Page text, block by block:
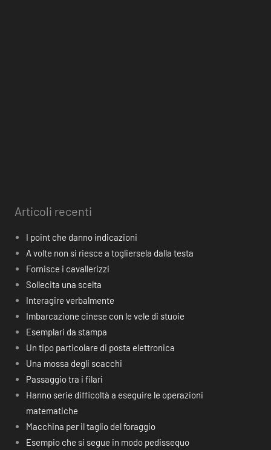
Articoli recenti
I point che danno indicazioni
A volte non si riesce a togliersela dalla testa
Fornisce i cavallerizzi
Sollecita una scelta
Interagire verbalmente
Imbarcazione cinese con le vele di stuoie
Esemplari da stampa
Un tipo particolare di posta elettronica
Una mossa degli scacchi
Passaggio tra i filari
Hanno serie difficoltà a eseguire le operazioni
matematiche
Macchina per il taglio del foraggio
Esempio che si segue in modo pedissequo